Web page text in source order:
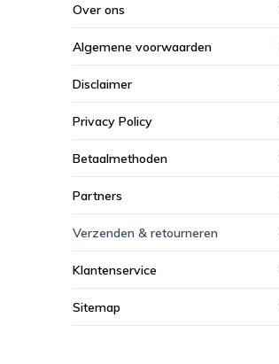
Over ons
Algemene voorwaarden
Disclaimer
Privacy Policy
Betaalmethoden
Partners
Verzenden & retourneren
Klantenservice
Sitemap